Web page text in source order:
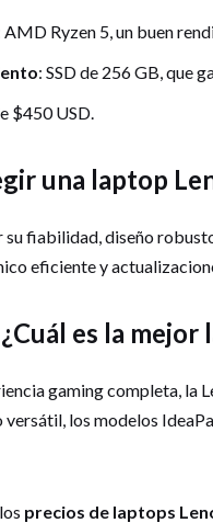
AMD Ryzen 5, un buen
: SSD de 256 GB, que
$450 USD.
una laptop
su fiabilidad, diseño
eficiente y
es la
gaming completa, la
versátil, los modelos
precios de laptops